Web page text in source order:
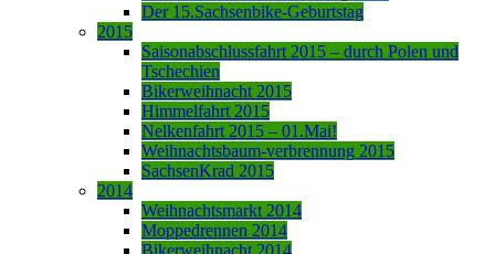
Der 15.Sachsenbike-Geburtstag
2015
Saisonabschlussfahrt 2015 – durch Polen und
Tschechien
Bikerweihnacht 2015
Himmelfahrt 2015
Nelkenfahrt 2015 – 01.Mai!
Weihnachtsbaum-verbrennung 2015
SachsenKrad 2015
2014
Weihnachtsmarkt 2014
Moppedrennen 2014
Bikerweihnacht 2014